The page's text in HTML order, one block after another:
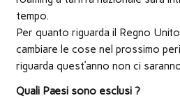
tempo.
Per quanto riguarda il Regno
cambiare le cose nel prossimo
riguarda quest’anno non ci
Quali Paesi sono esclusi ?